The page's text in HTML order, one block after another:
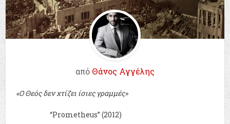
από Θάνος Αγγέλης
«O Θεός δεν χτίζει ίσιες γραμμές»
“Prometheus” (2012)